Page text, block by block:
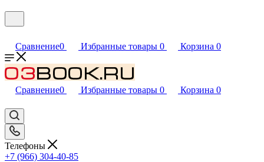
Сравнение0 Избранные товары 0 Корзина 0
Сравнение0 Избранные товары 0 Корзина 0
Телефоны
+7 (966) 304-40-85